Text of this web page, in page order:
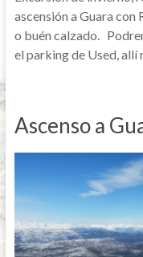
ascensión a Guara con
o buén calzado.
el parking de Used, allí
Ascenso a